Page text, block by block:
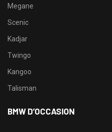
Megane
Scenic
Kadjar
Twingo
Kangoo
Talisman
BMW D’OCCASION